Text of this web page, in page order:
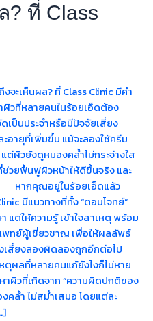
? ที่ Class
จะเห็นผล? ที่ Class Clinic มีคำ
ที่หลายคนในร้อยเอ็ดต้อง
เป็นประจำหรือมีปัจจัยเสี่ยง
อายุที่เพิ่มขึ้น แม้จะลองใช้ครีม
ผิวยังดูหมองคล้ำไม่กระจ่างใส
ช่วยฟื้นฟูผิวหน้าให้ดีขึ้นจริง และ
หากคุณอยู่ในร้อยเอ็ดแล้ว
มีแนวทางที่ทั้ง “ตอบโจทย์”
แต่ให้ความรู้ เข้าใจสาเหตุ พร้อม
พทย์ผู้เชี่ยวชาญ เพื่อให้ผลลัพธ์
เสี่ยงลองผิดลองถูกอีกต่อไป
ตุผลที่หลายคนแก้ยังไงก็ไม่หาย
าผิวที่เกิดจาก “ความผิดปกติของ
คล้ำ ไม่สม่ำเสมอ โดยแต่ละ